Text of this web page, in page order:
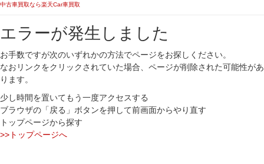
中古車買取なら楽天Car車買取
エラーが発生しました
お手数ですが次のいずれかの方法でページをお探しください。
なおリンクをクリックされていた場合、ページが削除された可能性があ
ります。
少し時間を置いてもう一度アクセスする
ブラウザの「戻る」ボタンを押して前画面からやり直す
トップページから探す
>>トップページへ